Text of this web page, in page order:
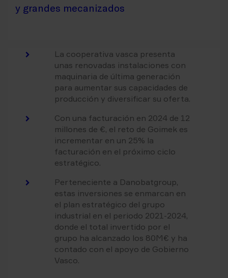
y grandes mecanizados
La cooperativa vasca presenta
unas renovadas instalaciones con
maquinaria de última generación
para aumentar sus capacidades de
producción y diversificar su oferta.
Con una facturación en 2024 de 12
millones de €, el reto de Goimek es
incrementar en un 25% la
facturación en el próximo ciclo
estratégico.
Perteneciente a Danobatgroup,
estas inversiones se enmarcan en
el plan estratégico del grupo
industrial en el periodo 2021-2024,
donde el total invertido por el
grupo ha alcanzado los 80M€ y ha
contado con el apoyo de Gobierno
Vasco.